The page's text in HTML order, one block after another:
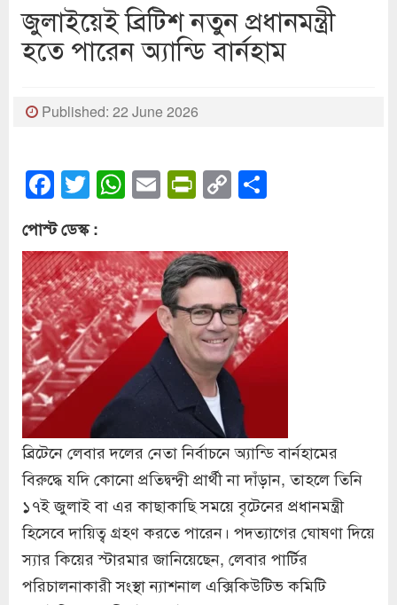
জুলাইয়েই ব্রিটিশ নতুন প্রধানমন্ত্রী
হতে পারেন অ্যান্ডি বার্নহাম
Published: 22 June 2026
Facebook
Twitter
WhatsApp
EmailPrintFriendly
Copy
Link
পোস্ট ডেস্ক :
ব্রিটেনে লেবার দলের নেতা নির্বাচনে অ্যান্ডি বার্নহামের
বিরুদ্ধে যদি কোনো প্রতিদ্বন্দ্বী প্রার্থী না দাঁড়ান, তাহলে তিনি
১৭ই জুলাই বা এর কাছাকাছি সময়ে বৃটেনের প্রধানমন্ত্রী
হিসেবে দায়িত্ব গ্রহণ করতে পারেন। পদত্যাগের ঘোষণা দিয়ে
স্যার কিয়ের স্টারমার জানিয়েছেন, লেবার পার্টির
পরিচালনাকারী সংস্থা ন্যাশনাল এক্সিকিউটিভ কমিটি